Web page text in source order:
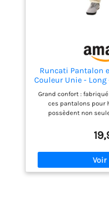
Runcati Pantalon
Couleur Unie - Long
- avec Cordon
Vacances, la Plage,
Grand confort :
ces pantalons pour
possèdent non
confort et la
Pantalon large en lin :
mais il manque
a généralement une
librement et de mieux